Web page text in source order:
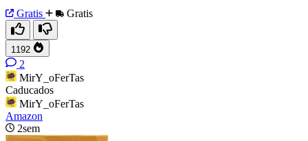
Gratis Gratis
1192
2
MirY_oFerTas
Caducados
MirY_oFerTas
Amazon
2sem